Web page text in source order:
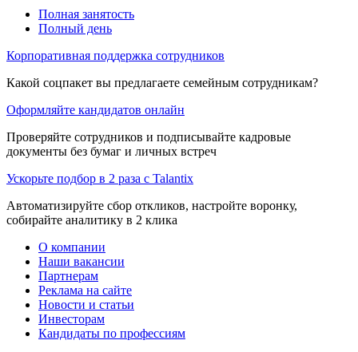
Полная занятость
Полный день
Корпоративная поддержка сотрудников
Какой соцпакет вы предлагаете семейным сотрудникам?
Оформляйте кандидатов онлайн
Проверяйте сотрудников и подписывайте кадровые
документы без бумаг и личных встреч
Ускорьте подбор в 2 раза с Talantix
Автоматизируйте сбор откликов, настройте воронку,
собирайте аналитику в 2 клика
О компании
Наши вакансии
Партнерам
Реклама на сайте
Новости и статьи
Инвесторам
Кандидаты по профессиям